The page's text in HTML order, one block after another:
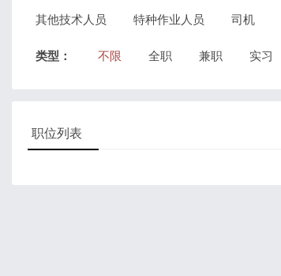
其他技术人员 特种作业人员 司机
类型： 不限 全职 兼职 实习
职位列表